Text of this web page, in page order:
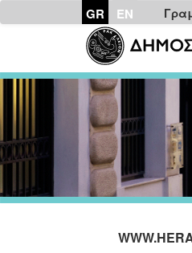
GR EN